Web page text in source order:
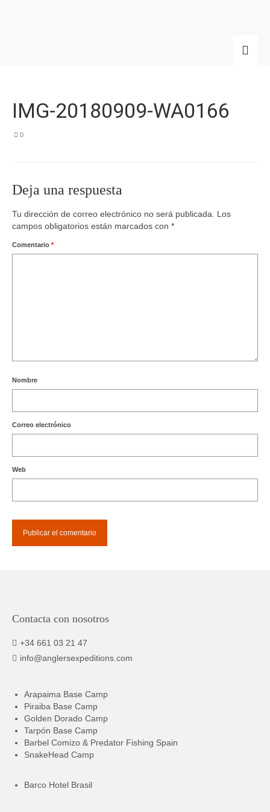
IMG-20180909-WA0166
0
Deja una respuesta
Tu dirección de correo electrónico no será publicada.
Los
campos obligatorios están marcados con *
Comentario *
Nombre
Correo electrónico
Web
Contacta con nosotros
+34 661 03 21 47
info@anglersexpeditions.com
Arapaima Base Camp
Piraiba Base Camp
Golden Dorado Camp
Tarpón Base Camp
Barbel Comizo & Predator Fishing Spain
SnakeHead Camp
Barco Hotel Brasil